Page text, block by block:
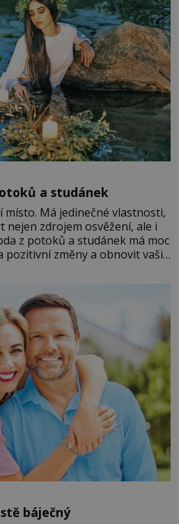
a studánek
místo. Má jedinečné vlastnosti,
zdrojem osvěžení, ale i
z potoků a studánek má moc
pozitivní změny a obnovit vaši
a přinést do svého života
báječný